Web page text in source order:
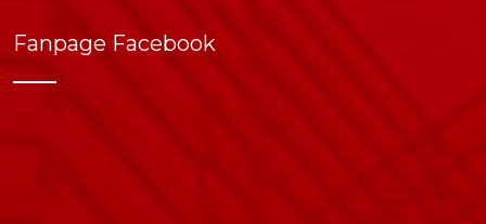
Fanpage Facebook